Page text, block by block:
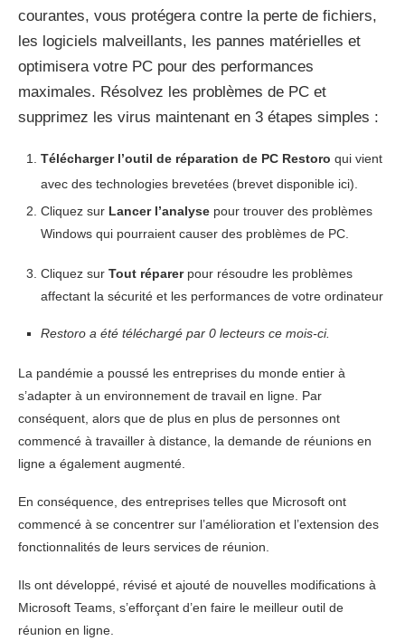
courantes, vous protégera contre la perte de fichiers,
les logiciels malveillants, les pannes matérielles et
optimisera votre PC pour des performances
maximales. Résolvez les problèmes de PC et
supprimez les virus maintenant en 3 étapes simples :
Télécharger l’outil de réparation de PC Restoro qui vient
avec des technologies brevetées (brevet disponible ici).
Cliquez sur Lancer l’analyse pour trouver des problèmes
Windows qui pourraient causer des problèmes de PC.
Cliquez sur Tout réparerpour résoudre les problèmes
affectant la sécurité et les performances de votre ordinateur
Restoro a été téléchargé par 0 lecteurs ce mois-ci.
La pandémie a poussé les entreprises du monde entier à
s’adapter à un environnement de travail en ligne. Par
conséquent, alors que de plus en plus de personnes ont
commencé à travailler à distance, la demande de réunions en
ligne a également augmenté.
En conséquence, des entreprises telles que Microsoft ont
commencé à se concentrer sur l’amélioration et l’extension des
fonctionnalités de leurs services de réunion.
Ils ont développé, révisé et ajouté de nouvelles modifications à
Microsoft Teams, s’efforçant d’en faire le meilleur outil de
réunion en ligne.